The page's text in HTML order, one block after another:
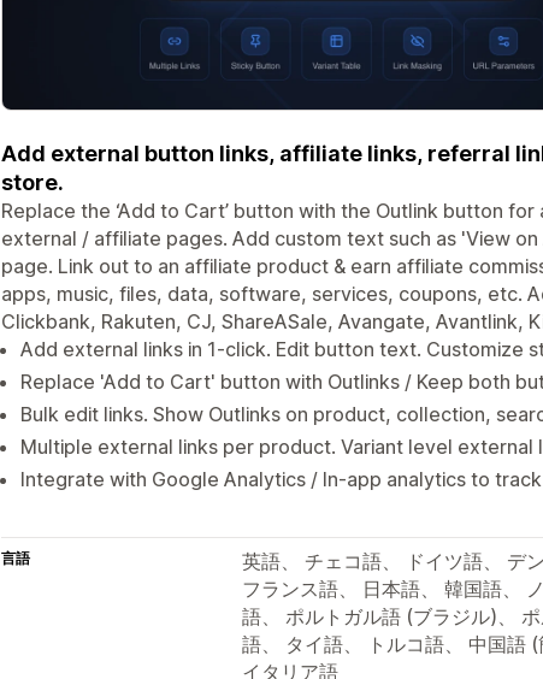
Add external button links, affiliate links, referral
store.
Replace the ‘Add to Cart’ button with the Outlink button
external / affiliate pages. Add custom text such as 'View
page. Link out to an affiliate product & earn affiliate
apps, music, files, data, software, services, coupons, etc.
Clickbank, Rakuten, CJ, ShareASale, Avangate, Avantlink,
Add external links in 1-click. Edit button text. Customize
Replace 'Add to Cart' button with Outlinks / Keep both
Bulk edit links. Show Outlinks on product, collection,
Multiple external links per product. Variant level external
Integrate with Google Analytics / In-app analytics to
言語
英語、 チェコ語、 ドイツ語、 デ
フランス語、 日本語、 韓国語、
語、 ポルトガル語 (ブラジル)、
語、 タイ語、 トルコ語、 中国語
イタリア語